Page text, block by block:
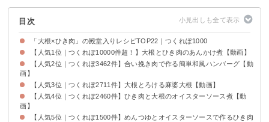
目次
「大根×ひき肉」の殿堂入りレシピTOP22｜つくれぽ1000
【人気1位｜つくれぽ10000件超！】大根とひき肉のあんかけ煮【動画】
【人気2位｜つくれぽ3462件】合い挽き肉で作る簡単和風ハンバーグ【動
画】
【人気3位｜つくれぽ2711件】大根とろける麻婆大根【動画】
【人気4位｜つくれぽ2460件】ひき肉と大根のオイスターソース煮【動
画】
【人気5位｜つくれぽ1500件】めんつゆとオイスターソースで作るひき肉